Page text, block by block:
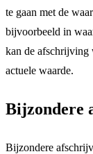
te gaan met de
bijvoorbeeld in
kan de afschrijving
actuele waarde.
Bijzondere
Bijzondere